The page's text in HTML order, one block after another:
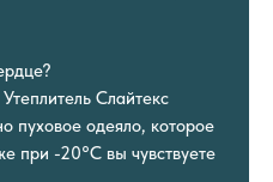
Слайтекс
пуховое одеяло, которое
при -20°C вы чувствуете